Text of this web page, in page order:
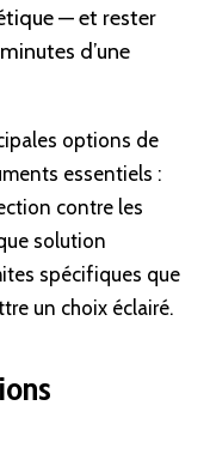
— et rester
d’une
options de
essentiels :
contre les
solution
spécifiques que
un choix éclairé.